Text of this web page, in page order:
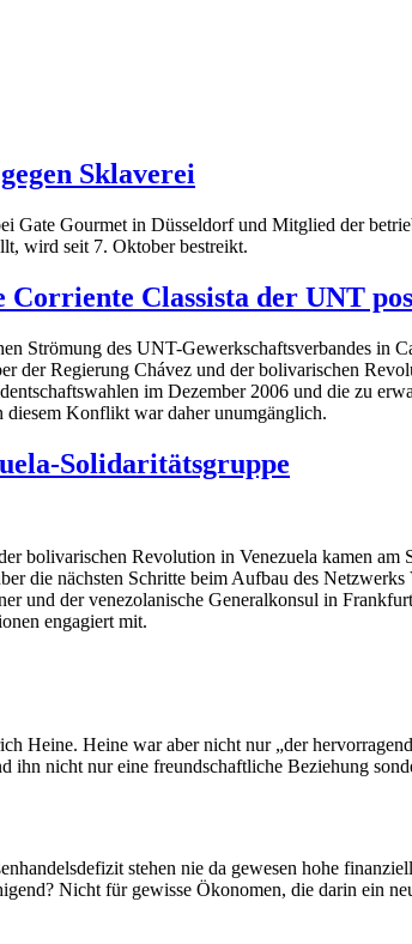
Sklaverei
Gate Gourmet in Düsseldorf und Mitglied der
wird seit 7. Oktober bestreikt.
Corriente Classista der UNT
Strömung des UNT-Gewerkschaftsverbandes in
der Regierung Chávez und der bolivarischen
im Dezember 2006 und die zu
diesem Konflikt war daher unumgänglich.
Solidaritätsgruppe
bolivarischen Revolution in Venezuela kamen
die nächsten Schritte beim Aufbau des
und der venezolanische Generalkonsul in
engagiert mit.
Heine. Heine war aber nicht nur „der
nicht nur eine freundschaftliche Beziehung
stehen nie da gewesen hohe
Nicht für gewisse Ökonomen, die darin ein